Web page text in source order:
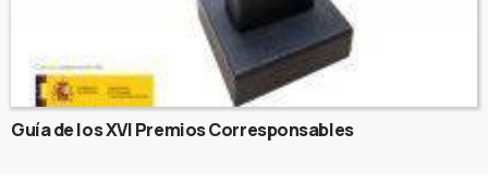
Guía de los XVI Premios Corresponsables